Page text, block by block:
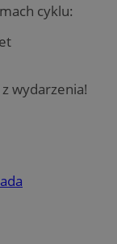
cyklu:
wydarzenia!